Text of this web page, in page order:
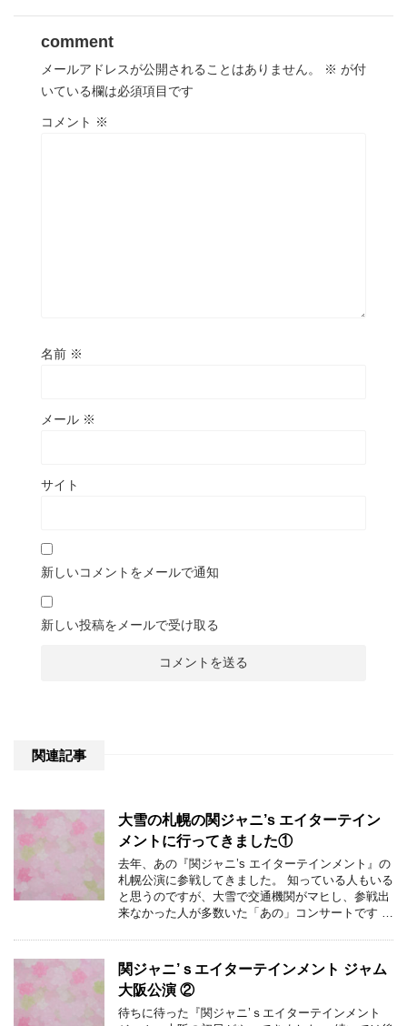
comment
メールアドレスが公開されることはありません。 ※ が付
いている欄は必須項目です
コメント ※
名前 ※
メール ※
サイト
新しいコメントをメールで通知
新しい投稿をメールで受け取る
関連記事
大雪の札幌の関ジャニ’s エイターテイン
メントに行ってきました①
去年、あの『関ジャニ’s エイターテインメント』の
札幌公演に参戦してきました。 知っている人もいる
と思うのですが、大雪で交通機関がマヒし、参戦出
来なかった人が多数いた「あの」コンサートです …
関ジャニ’ｓエイターテインメント ジャム
大阪公演 ②
待ちに待った『関ジャニ’ｓエイターテインメント